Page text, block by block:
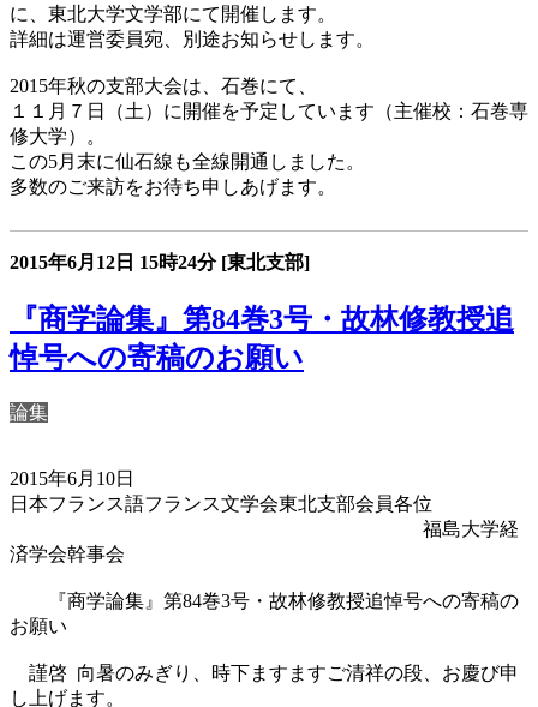
に、東北大学文学部にて開催します。
詳細は運営委員宛、別途お知らせします。
2015年秋の支部大会は、石巻にて、
１１月７日（土）に開催を予定しています（主催校：石巻専
修大学）。
この5月末に仙石線も全線開通しました。
多数のご来訪をお待ち申しあげます。
2015年6月12日 15時24分 [東北支部]
『商学論集』第84巻3号・故林修教授追
悼号への寄稿のお願い
論集
2015年6月10日
日本フランス語フランス文学会東北支部会員各位
福島大学経
済学会幹事会
『商学論集』第84巻3号・故林修教授追悼号への寄稿の
お願い
謹啓 向暑のみぎり、時下ますますご清祥の段、お慶び申
し上げます。